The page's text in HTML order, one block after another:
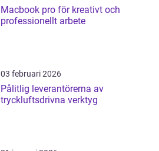
Macbook pro för kreativt och
professionellt arbete
03 februari 2026
Pålitlig leverantörerna av
tryckluftsdrivna verktyg